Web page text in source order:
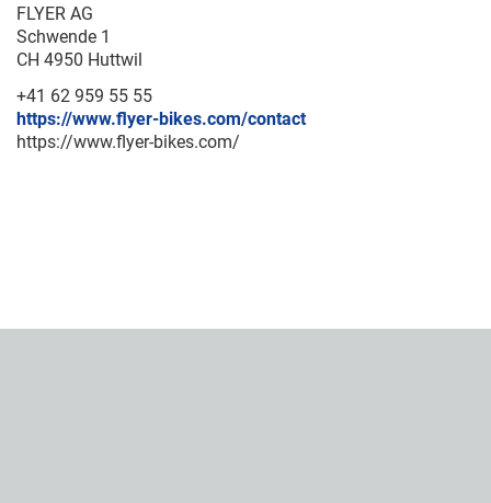
FLYER AG
Schwende 1
CH 4950 Huttwil
+41 62 959 55 55
https://www.flyer-bikes.com/contact
https://www.flyer-bikes.com/